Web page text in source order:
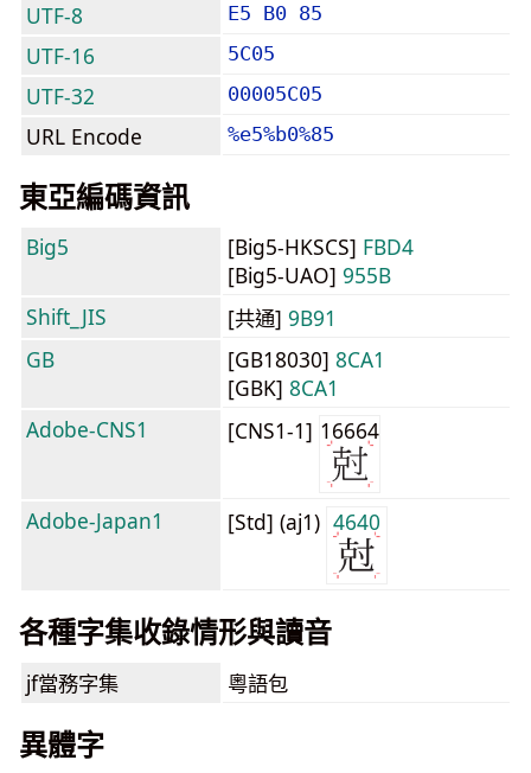
UTF-8 E5 B0 85
UTF-16 5C05
UTF-32 00005C05
URL Encode %e5%b0%85
東亞編碼資訊
Big5 [Big5-HKSCS] FBD4
[Big5-UAO] 955B
Shift_JIS
[共通] 9B91
GB
[GB18030] 8CA1
[GBK] 8CA1
Adobe-CNS1
[CNS1-1] 16664
Adobe-Japan1 [Std] (aj1) 4640
各種字集收錄情形與讀音
jf當務字集 粵語包
異體字